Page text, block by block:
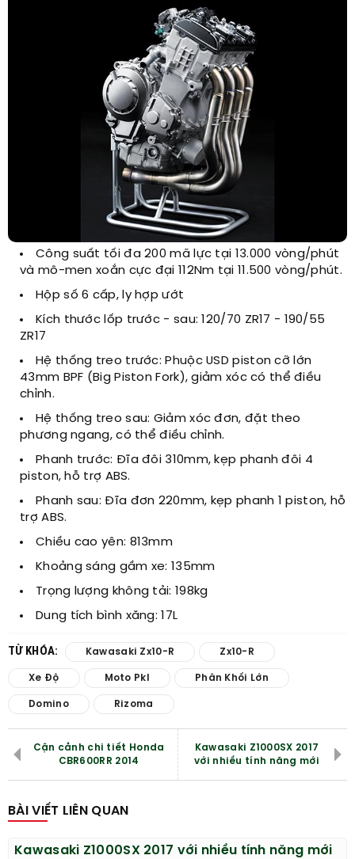
Công suất tối đa 200 mã lực tại 13.000 vòng/phút
và mô-men xoắn cực đại 112Nm tại 11.500 vòng/phút.
Hộp số 6 cấp, ly hợp ướt
Kích thước lốp trước - sau: 120/70 ZR17 - 190/55
ZR17
Hệ thống treo trước: Phuộc USD piston cỡ lớn
43mm BPF (Big Piston Fork), giảm xóc có thể điều
chỉnh.
Hệ thống treo sau: Giảm xóc đơn, đặt theo
phương ngang, có thể điều chỉnh.
Phanh trước: Đĩa đôi 310mm, kẹp phanh đôi 4
piston, hỗ trợ ABS.
Phanh sau: Đĩa đơn 220mm, kẹp phanh 1 piston, hỗ
trợ ABS.
Chiều cao yên: 813mm
Khoảng sáng gầm xe: 135mm
Trọng lượng không tải: 198kg
Dung tích bình xăng: 17L
TỪ KHÓA: Kawasaki Zx10-R Zx10-R
Xe Độ Moto Pkl Phân Khối Lớn
Domino Rizoma
Cận cảnh chi tiết Honda
CBR600RR 2014
Kawasaki Z1000SX 2017
với nhiều tính năng mới
BÀI VIẾT LIÊN QUAN
Kawasaki Z1000SX 2017 với nhiều tính năng mới